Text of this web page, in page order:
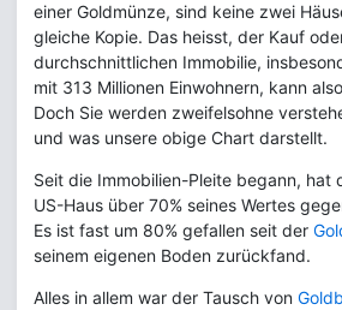
einer Goldmünze, sind keine zwei
gleiche Kopie. Das heisst, der Kauf
durchschnittlichen Immobilie,
mit 313 Millionen Einwohnern, kann
Doch Sie werden zweifelsohne
und was unsere obige Chart darstellt.
Seit die Immobilien-Pleite begann, hat
US-Haus über 70% seines Wertes
Es ist fast um 80% gefallen seit der
seinem eigenen Boden zurückfand.
Alles in allem war der Tausch von